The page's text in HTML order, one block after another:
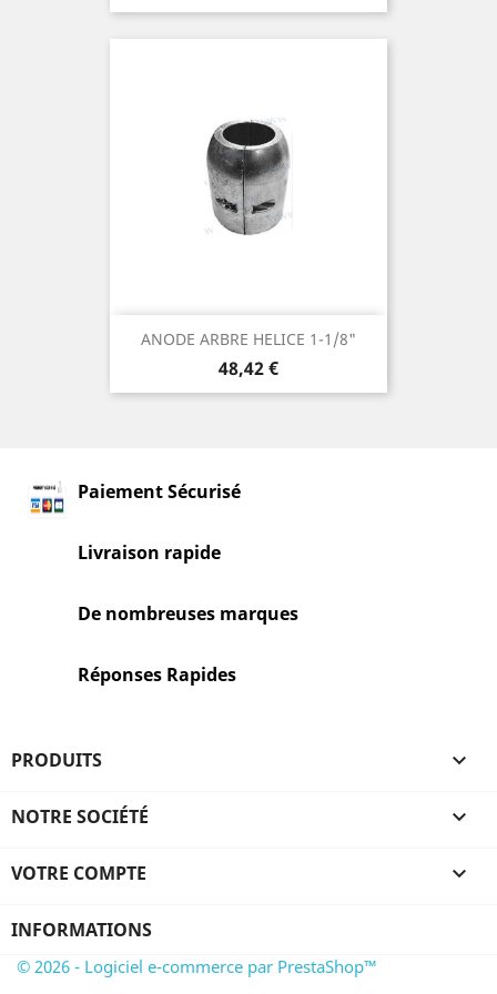
ANODE ARBRE HELICE 1-1/8"
Prix
48,42 €
Paiement Sécurisé
Livraison rapide
De nombreuses marques
Réponses Rapides
PRODUITS 
NOTRE SOCIÉTÉ 
VOTRE COMPTE 
INFORMATIONS
© 2026 - Logiciel e-commerce par PrestaShop™